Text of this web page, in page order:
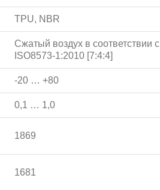
TPU, NBR
Сжатый воздух в соответствии с
ISO8573-1:2010 [7:4:4]
-20 … +80
0,1 … 1,0
1869
1681